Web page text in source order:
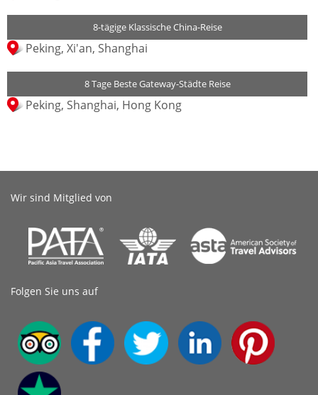
8-tägige Klassische China-Reise
Peking, Xi'an, Shanghai
8 Tage Beste Gateway-Städte Reise
Peking, Shanghai, Hong Kong
Wir sind Mitglied von
Folgen Sie uns auf